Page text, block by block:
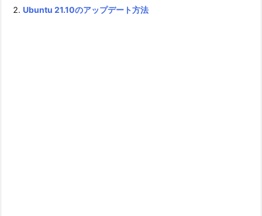
Ubuntu 21.10のアップデート方法